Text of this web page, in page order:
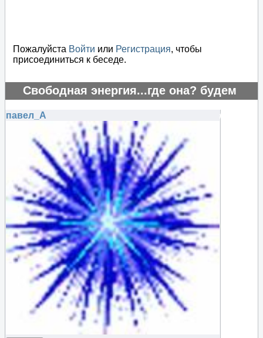
Пожалуйста Войти или Регистрация, чтобы
присоединиться к беседе.
Свободная энергия...где она? будем
искать..
#125645
павел_А